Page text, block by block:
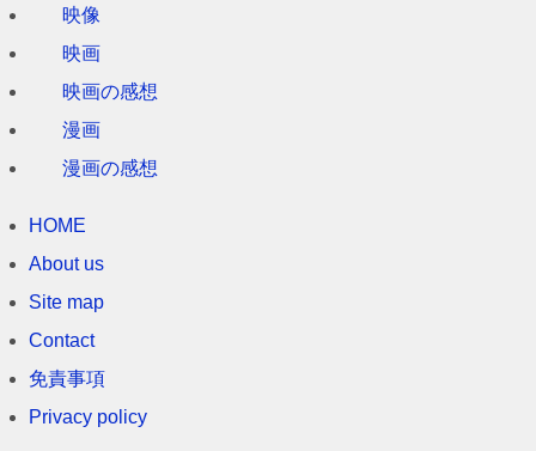
映像
映画
映画の感想
漫画
漫画の感想
HOME
About us
Site map
Contact
免責事項
Privacy policy